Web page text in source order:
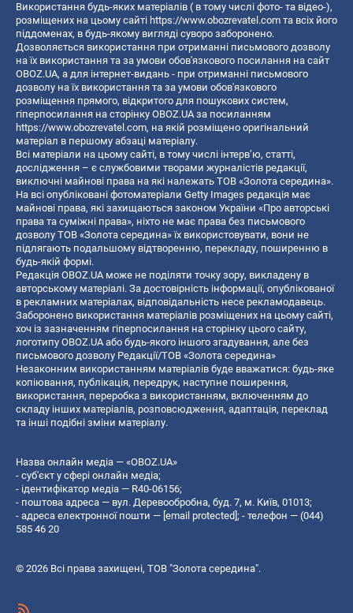
Використання будь-яких матеріалів ( в тому числі фото- та відео-),
розміщених на цьому сайті https://www.obozrevatel.com та всіх його
піддоменах, в будь-якому вигляді суворо заборонено.
Дозволяється використання при отриманні письмового дозволу
на їх використання та за умови обов'язкового посилання на сайт
OBOZ.UA, а для інтернет-видань - при отриманні письмового
дозволу на їх використання та за умови обов'язкового
розміщення прямого, відкритого для пошукових систем,
гіперпосилання на сторінку OBOZ.UA за посиланням
https://www.obozrevatel.com, на якій розміщено оригінальний
матеріал в першому абзаці матеріалу.
Всі матеріали на цьому сайті, в тому числі інтерв’ю, статті,
дослідження – є службовими творами журналістів редакції,
виключні майнові права на які належать ТОВ «Золота середина».
На всі опубліковані фотоматеріали Getty Images редакція має
майнові права, які захищаються законом України «Про авторські
права та суміжні права», ніхто не має права без письмового
дозволу ТОВ «Золота середина» їх використовувати, вони не
підлягають подальшому відтворенню, перекладу, поширенню в
будь-якій формі.
Редакція OBOZ.UA може не поділяти точку зору, викладену в
авторському матеріалі. За достовірність інформації, опублікованої
в рекламних матеріалах, відповідальність несе рекламодавець.
Заборонено використання матеріалів розміщених на цьому сайті,
хоч із зазначенням гіперпосилання на сторінку цього сайту,
логотипу OBOZ.UA або будь-якого іншого згадування, але без
письмового дозволу Редакції/ТОВ «Золота середина»
Незаконним використанням матеріалів буде вважатися: будь-яке
копiювання, публiкацiя, передрук, наступне поширення,
використання, переробка з використанням, включенням до
складу інших матеріалів, розповсюдження, адаптація, переклад
та інші подібні зміни матеріалу.
Назва онлайн медіа — «OBOZ.UA»
- суб'єкт у сфері онлайн медіа;
- ідентифікатор медіа — R40-06156;
- поштова адреса — вул. Деревообробна, буд. 7, м. Київ, 01013;
- адреса електронної пошти — [email protected] ; - телефон — (044)
585 46 20
© 2026 Всі права захищені, ТОВ "Золота середина".